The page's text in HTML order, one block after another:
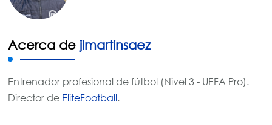
Acerca de jlmartinsaez
Entrenador profesional de fútbol (Nivel 3 - UEFA Pro).
Director de EliteFootball.